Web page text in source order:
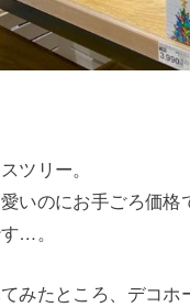
ツリー。
いのにお手ごろ価格
…。
みたところ、デコ